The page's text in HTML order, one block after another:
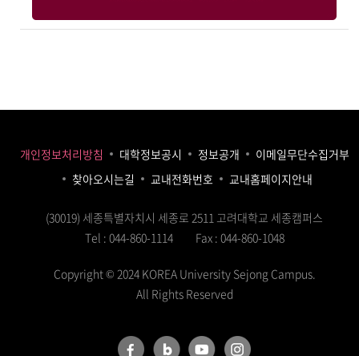
개인정보처리방침 대학정보공시 정보공개
이메일무단수집거부
찾아오시는길
교내전화번호 교내홈페이지안내
(30019) 세종특별자치시 세종로 2511 고려대학교 세종캠퍼스
Tel : 044-860-1114
Fax : 044-860-1048
Copyright © 2024 KOREA University Sejong Campus.
All Rights Reserved